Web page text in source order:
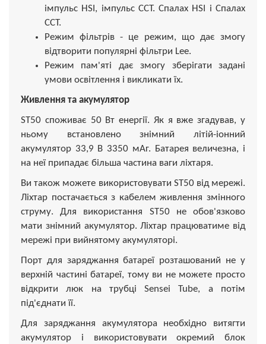
імпульс HSI, імпульс CCT. Спалах HSI і Спалах
CCT.
Режим фільтрів - це режим, що дає змогу
відтворити популярні фільтри Lee.
Режим пам'яті дає змогу зберігати задані
умови освітлення і викликати їх.
Живлення та акумулятор
ST50 споживає 50 Вт енергії. Як я вже згадував, у
ньому встановлено знімний літій-іонний
акумулятор 33,9 В 3350 мАг. Батарея величезна, і
на неї припадає більша частина ваги ліхтаря.
Ви також можете використовувати ST50 від мережі.
Ліхтар постачається з кабелем живлення змінного
струму. Для використання ST50 не обов'язково
мати знімний акумулятор. Ліхтар працюватиме від
мережі при вийнятому акумуляторі.
Порт для заряджання батареї розташований не у
верхній частині батареї, тому ви не можете просто
відкрити люк на трубці Sensei Tube, а потім
під'єднати її.
Для заряджання акумулятора необхідно витягти
акумулятор і використовувати окремий блок